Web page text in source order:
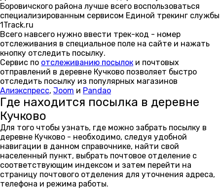
Боровичского района лучше всего воспользоваться
специализированным сервисом Единой трекинг службы
1Track.ru
Всего навсего нужно ввести трек-код - номер
отслеживания в специальное поле на сайте и нажать
кнопку отследить посылку.
Сервис по отслеживанию посылок и почтовых
отправлений в деревне Кучково позволяет быстро
отследить посылку из популярных магазинов
Алиэкспресс, Joom и Pandao
Где находится посылка в деревне
Кучково
Для того чтобы узнать, где можно забрать посылку в
деревне Кучково - необходимо, следуя удобной
навигации в данном справочнике, найти свой
населенный пункт, выбрать почтовое отделение с
соответствующим индексом и затем перейти на
страницу почтового отделения для уточнения адреса,
телефона и режима работы.